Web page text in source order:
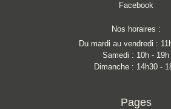
Facebook
Nos horaires :
Du mardi au vendredi :
Samedi : 10h - 19h
Dimanche : 14h30 -
Pages